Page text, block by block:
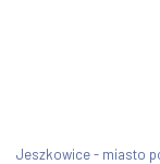
Jeszkowice - miasto